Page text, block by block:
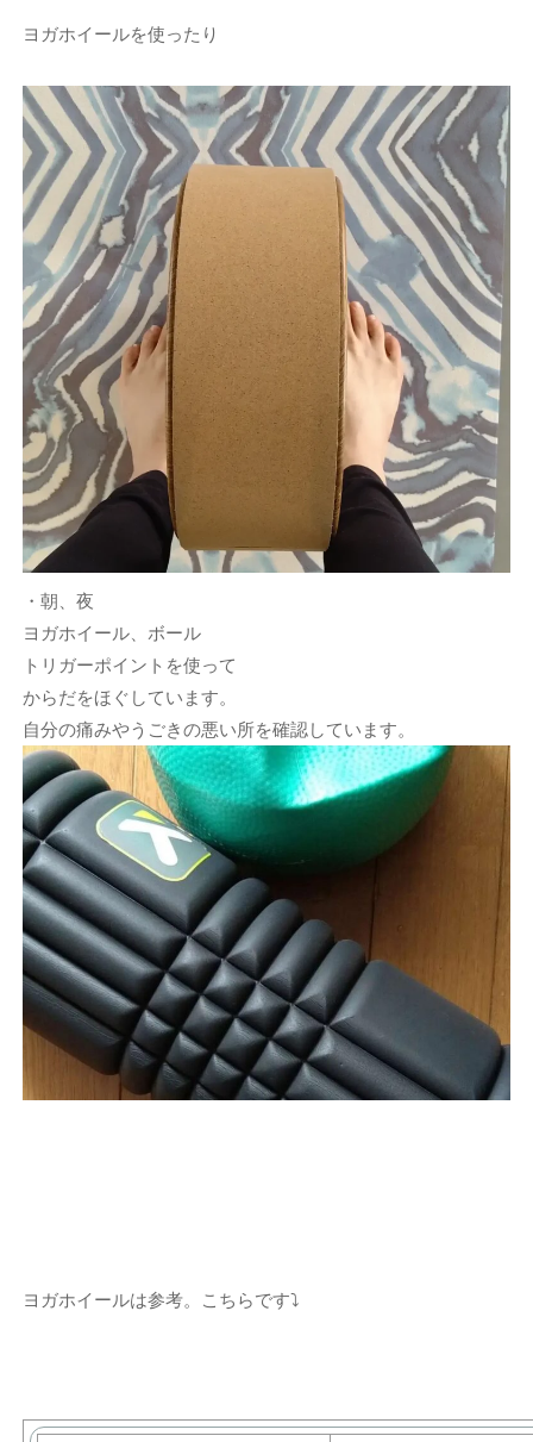
ヨガホイールを使ったり
・朝、夜
ヨガホイール、ボール
トリガーポイントを使って
からだをほぐしています。
自分の痛みやうごきの悪い所を確認しています。
ヨガホイールは参考。こちらです⤵